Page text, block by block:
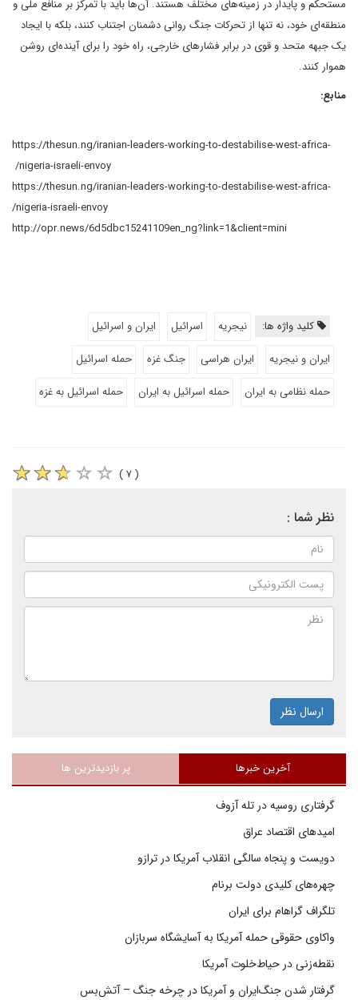
مستحکم و پایدار در زمینه‌های مختلف هستند. آن‌ها باید با تمرکز بر منافع ملی و
منطقه‌ای خود، نه تنها از تحرکات جنگ روانی دشمنان اجتناب کنند، بلکه با ایجاد
یک جبهه متحد و قوی در برابر فشارهای خارجی، راه خود را برای آینده‌ای روشن
هموار کنند.
منابع:
https://thesun.ng/iranian-leaders-working-to-destabilise-west-africa-
nigeria-israeli-envoy/
https://thesun.ng/iranian-leaders-working-to-destabilise-west-africa-
nigeria-israeli-envoy/
http://opr.news/6d5dbc15241109en_ng?link=1&client=mini
کلید واژه ها: نیجریه اسرائیل
ایران و اسرائیل
ایران و نیجریه
ایران هراسی جنگ غزه
حمله اسرائیل
حمله نظامی به ایران
حمله اسرائیل به ایران حمله اسرائیل به غزه
( ۷ )
نظر شما :
ارسال نظر
آخرین خبرها پر بازدیدترین ها
گرفتاری روسیه در تله آزوف
امیدهای اقتصاد عراق
دویست و پنجاه سالگی انقلاب آمریکا در ترازو
چهره‌های کلیدی دولت برنام
تلگراف گراهام برای ایران
واکاوی حقوقی حمله آمریکا به آسایشگاه سربازان
نقطه‌زنی در حیاط‌خلوت آمریکا
گرفتار شدن جنگ‌ایران و آمریکا در چرخه جنگ – آتش‌بس